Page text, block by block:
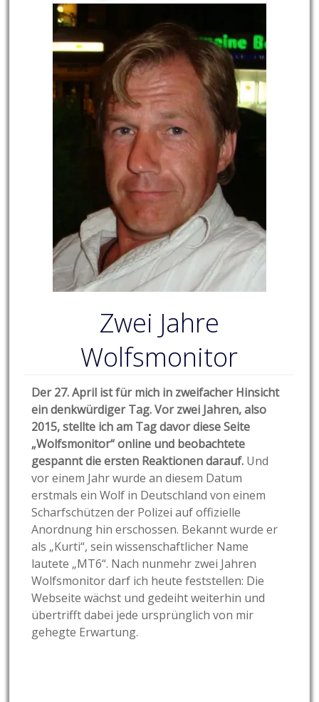
Zwei Jahre
Wolfsmonitor
Der 27. April ist für mich in zweifacher Hinsicht
ein denkwürdiger Tag. Vor zwei Jahren, also
2015, stellte ich am Tag davor diese Seite
„Wolfsmonitor“ online und beobachtete
gespannt die ersten Reaktionen darauf. Und
vor einem Jahr wurde an diesem Datum
erstmals ein Wolf in Deutschland von einem
Scharfschützen der Polizei auf offizielle
Anordnung hin erschossen. Bekannt wurde er
als „Kurti“, sein wissenschaftlicher Name
lautete „MT6“. Nach nunmehr zwei Jahren
Wolfsmonitor darf ich heute feststellen: Die
Webseite wächst und gedeiht weiterhin und
übertrifft dabei jede ursprünglich von mir
gehegte Erwartung.